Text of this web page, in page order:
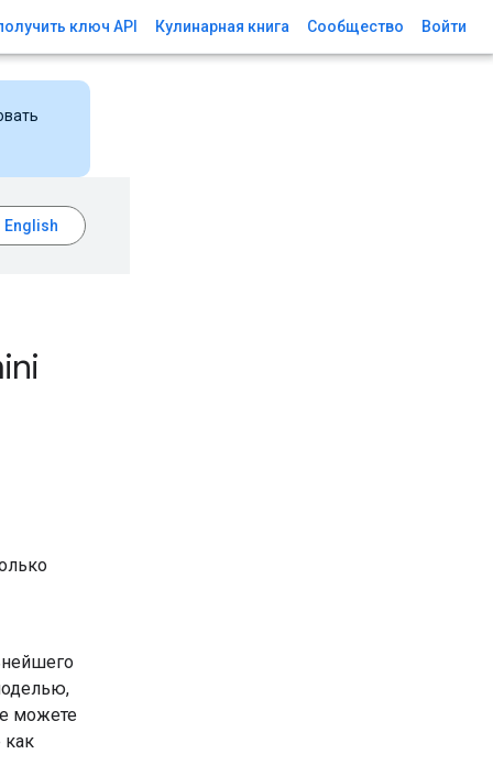
ключ API Кулинарная книга Сообщество Войти
можете
как